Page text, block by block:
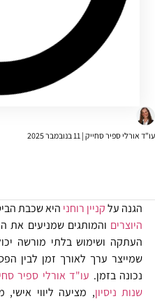
ספיר סחייק |11 בנובמבר 2025
עלקניין רוחניהיא שכבת
והמותגים שמניעים את
ושימוש בלתי מורשה
ערך לאורך זמן לבין
בזמן.
ניסיון, מציעה ליווי אישי,